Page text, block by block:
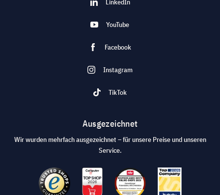
LinkedIn
YouTube
Facebook
Instagram
TikTok
Ausgezeichnet
Wir wurden mehrfach ausgezeichnet – für unsere Preise und unseren
Service.